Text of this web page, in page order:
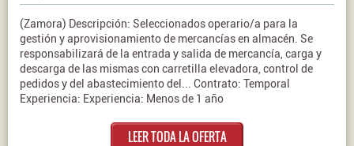
(Zamora) Descripción: Seleccionados operario/a para la
gestión y aprovisionamiento de mercancías en almacén. Se
responsabilizará de la entrada y salida de mercancía, carga y
descarga de las mismas con carretilla elevadora, control de
pedidos y del abastecimiento del... Contrato: Temporal
Experiencia: Experiencia: Menos de 1 año
LEER TODA LA OFERTA